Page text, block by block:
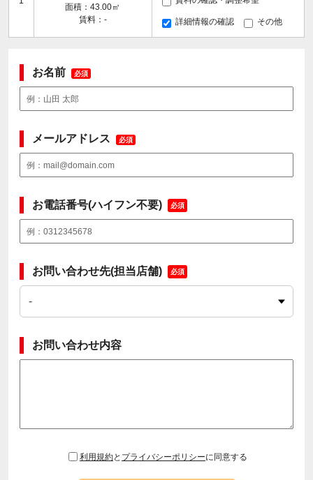
面積：43.00㎡
賃料：-
詳細情報の確認 その他
お名前 必須
メールアドレス 必須
お電話番号(ハイフン不要) 必須
お問い合わせ先(担当店舗) 必須
お問い合わせ内容
利用規約と プライバシーポリシーに同意する